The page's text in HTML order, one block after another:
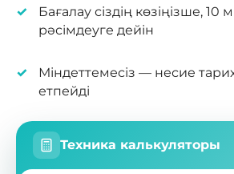
Бағалау сіздің көзіңізше, 10
рәсімдеуге дейін
Міндеттемесіз — несие
етпейді
Техника калькуляторы